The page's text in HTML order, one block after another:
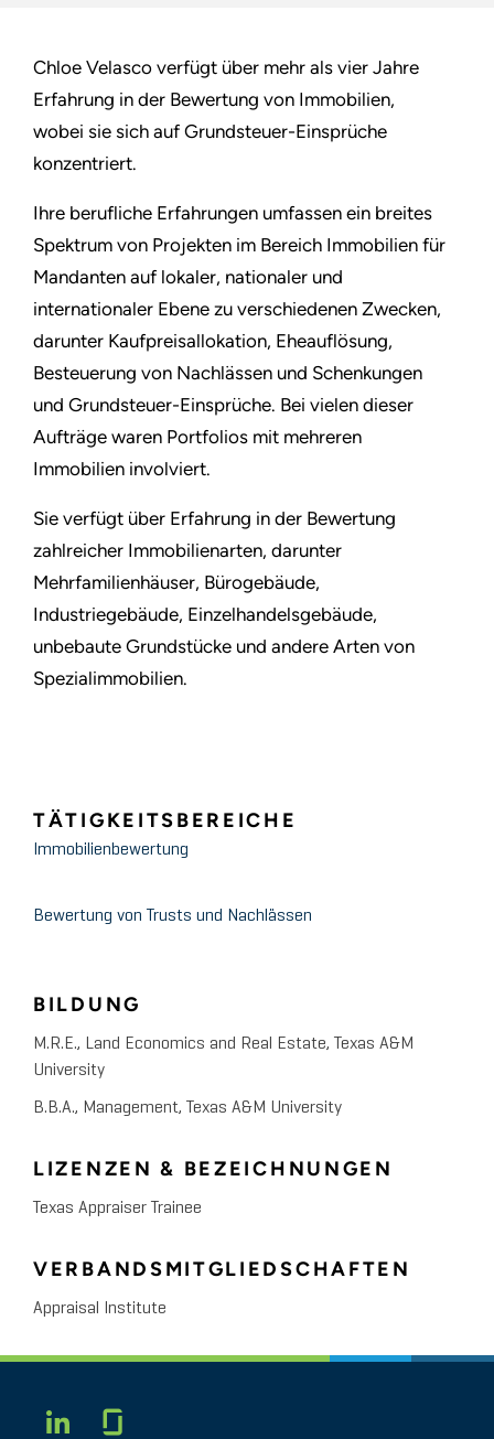
Chloe Velasco verfügt über mehr als vier Jahre
Erfahrung in der Bewertung von Immobilien,
wobei sie sich auf Grundsteuer-Einsprüche
konzentriert.
Ihre berufliche Erfahrungen umfassen ein breites
Spektrum von Projekten im Bereich Immobilien für
Mandanten auf lokaler, nationaler und
internationaler Ebene zu verschiedenen Zwecken,
darunter Kaufpreisallokation, Eheauflösung,
Besteuerung von Nachlässen und Schenkungen
und Grundsteuer-Einsprüche. Bei vielen dieser
Aufträge waren Portfolios mit mehreren
Immobilien involviert.
Sie verfügt über Erfahrung in der Bewertung
zahlreicher Immobilienarten, darunter
Mehrfamilienhäuser, Bürogebäude,
Industriegebäude, Einzelhandelsgebäude,
unbebaute Grundstücke und andere Arten von
Spezialimmobilien.
TÄTIGKEITSBEREICHE
Immobilienbewertung
Bewertung von Trusts und Nachlässen
BILDUNG
M.R.E., Land Economics and Real Estate, Texas A&M
University
B.B.A., Management, Texas A&M University
LIZENZEN & BEZEICHNUNGEN
Texas Appraiser Trainee
VERBANDSMITGLIEDSCHAFTEN
Appraisal Institute
LINKEDIN